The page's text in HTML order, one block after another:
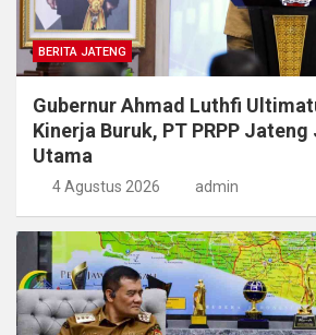
BERITA JATENG
Gubernur Ahmad Luthfi
Kinerja Buruk, PT PRPP
Utama
4 Agustus 2026 admin